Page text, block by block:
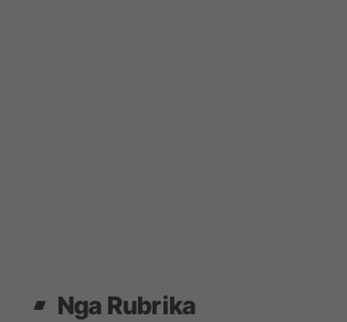
Nga Rubrika